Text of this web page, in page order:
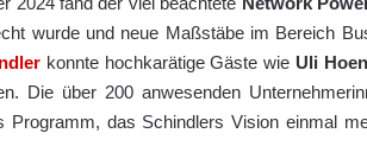
wurde und neue Maßstäbe im Bereich
konnte hochkarätige Gäste wie Uli
Die über 200 anwesenden
Programm, das Schindlers Vision einmal